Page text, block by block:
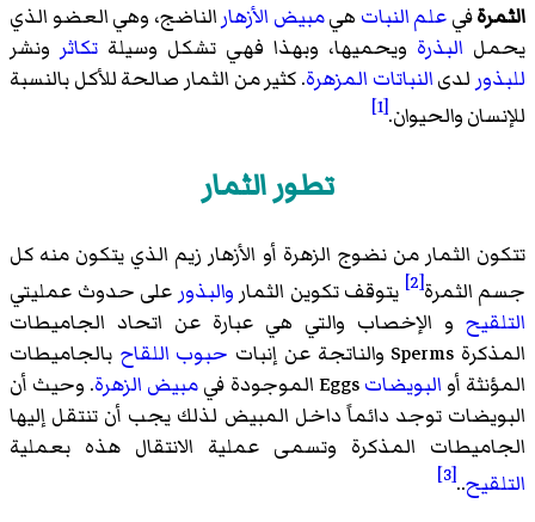
الثمرةفيعلم النبات هيمبيض الأزهارالناضج، وهي العضو الذي
يحمل البذرة ويحميها، وبهذا فهي تشكل وسيلة تكاثر ونشر
للبذور لدىالنباتات المزهرة. كثير من الثمار صالحة للأكل بالنسبة
للإنسان والحيوان.[1]
تطور الثمار
تتكون الثمار من نضوج الزهرة أو الأزهار زيم الذي يتكون منه كل
جسم الثمرة[2] يتوقف تكوين الثمار والبذور على حدوث عمليتي
التلقيح و الإخصاب والتي هي عبارة عن اتحاد الجاميطات
المذكرة Sperms والناتجة عن إنبات
حبوب اللقاح بالجاميطات
المؤنثة أو البويضاتEggs الموجودة في مبيض الزهرة. وحيث أن
البويضات توجد دائماً داخل المبيض لذلك يجب أن تنتقل إليها
الجاميطات المذكرة وتسمى عملية الانتقال هذه بعملية
التلقيح..
[3]